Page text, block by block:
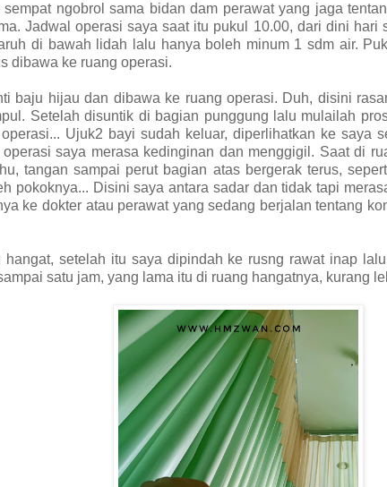
ngobrol sama bidan dam perawat yang jaga
Jadwal operasi saya saat itu pukul 10.00, dari dini
di bawah lidah lalu hanya boleh minum 1 sdm air.
dibawa ke ruang operasi.
baju hijau dan dibawa ke ruang operasi. Duh, disini
Setelah disuntik di bagian punggung lalu mulailah
Ujuk2 bayi sudah keluar, diperlihatkan ke saya
saya merasa kedinginan dan menggigil. Saat di
tangan sampai perut bagian atas bergerak terus,
pokoknya... Disini saya antara sadar dan tidak tapi
ke dokter atau perawat yang sedang berjalan tentang
setelah itu saya dipindah ke rusng rawat inap
satu jam, yang lama itu di ruang hangatnya, kurang